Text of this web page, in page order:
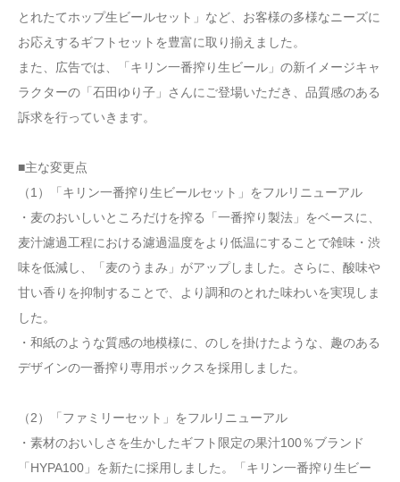
とれたてホップ生ビールセット」など、お客様の多様なニーズに
お応えするギフトセットを豊富に取り揃えました。
また、広告では、「キリン一番搾り生ビール」の新イメージキャ
ラクターの「石田ゆり子」さんにご登場いただき、品質感のある
訴求を行っていきます。
■主な変更点
（1）「キリン一番搾り生ビールセット」をフルリニューアル
・麦のおいしいところだけを搾る「一番搾り製法」をベースに、
麦汁濾過工程における濾過温度をより低温にすることで雑味・渋
味を低減し、「麦のうまみ」がアップしました。さらに、酸味や
甘い香りを抑制することで、より調和のとれた味わいを実現しま
した。
・和紙のような質感の地模様に、のしを掛けたような、趣のある
デザインの一番搾り専用ボックスを採用しました。
（2）「ファミリーセット」をフルリニューアル
・素材のおいしさを生かしたギフト限定の果汁100％ブランド
「HYPA100」を新たに採用しました。「キリン一番搾り生ビー